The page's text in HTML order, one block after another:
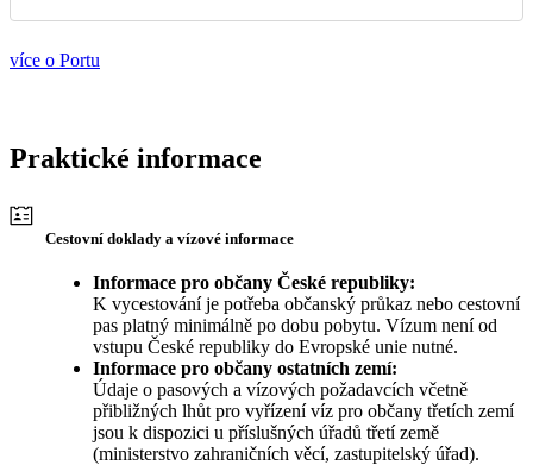
více o Portu
Praktické informace
Cestovní doklady a vízové informace
Informace pro občany České republiky:
K vycestování je potřeba občanský průkaz nebo cestovní
pas platný minimálně po dobu pobytu. Vízum není od
vstupu České republiky do Evropské unie nutné.
Informace pro občany ostatních zemí:
Údaje o pasových a vízových požadavcích včetně
přibližných lhůt pro vyřízení víz pro občany třetích zemí
jsou k dispozici u příslušných úřadů třetí země
(ministerstvo zahraničních věcí, zastupitelský úřad).